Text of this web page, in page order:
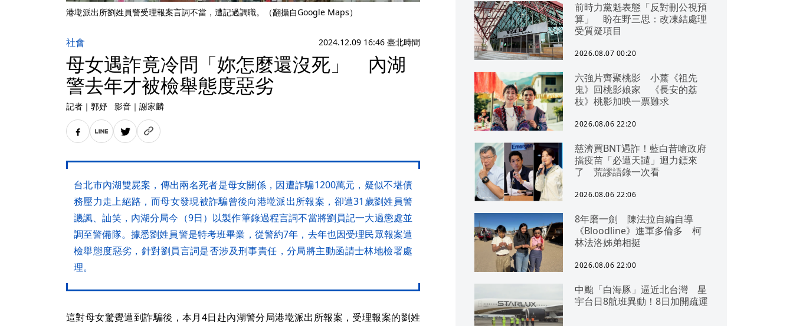
港墘派出所劉姓員警受理報案言詞不當，遭記過調職。（翻攝自Google Maps）
社會 2024.12.09 16:46 臺北時間
母女遇詐竟冷問「妳怎麼還沒死」 內湖
警去年才被檢舉態度惡劣
記者 ｜ 郭妤 影音 ｜ 謝家麟
台北市內湖雙屍案，傳出兩名死者是母女關係，因遭詐騙1200萬元，疑似不堪債
務壓力走上絕路，而母女發現被詐騙曾後向港墘派出所報案，卻遭31歲劉姓員警
譏諷、訕笑，內湖分局今（9日）以製作筆錄過程言詞不當將劉員記一大過懲處並
調至警備隊。據悉劉姓員警是特考班畢業，從警約7年，去年也因受理民眾報案遭
檢舉態度惡劣，針對劉員言詞是否涉及刑事責任，分局將主動函請士林地檢署處
理。
這對母女驚覺遭到詐騙後，本月4日赴內湖警分局港墘派出所報案，受理報案的劉姓
前時力黨魁表態「反對刪公視預
算」 盼在野三思：改凍結處理
受質疑項目
2026.08.07 00:20
六強片齊聚桃影 小薰《祖先
鬼》回桃影娘家 《長安的荔
枝》桃影加映一票難求
2026.08.06 22:20
慈濟買BNT遇詐！藍白昔嗆政府
擋疫苗「必遭天譴」迴力鏢來
了 荒謬語錄一次看
2026.08.06 22:06
8年磨一劍 陳法拉自編自導
《Bloodline》進軍多倫多 柯
林法洛姊弟相挺
2026.08.06 22:00
中颱「白海豚」逼近北台灣 星
宇台日8航班異動！8日加開疏運